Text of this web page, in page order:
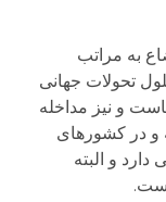
به مراتب
تحولات جهانی
و نیز مداخله
و در کشورهای
دارد و البته